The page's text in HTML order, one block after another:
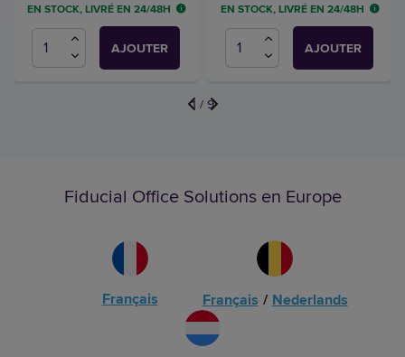
EN STOCK, LIVRÉ EN 24/48H
AJOUTER
EN STOCK, LIVRÉ EN 24/48H
AJOUTER
1 / 9
Fiducial Office Solutions en Europe
Français Français / Nederlands